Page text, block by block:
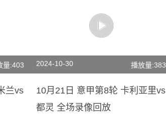
量:403
兰vs
2024-10-30 播放量:383
10月21日 意甲第8轮 卡利亚里vs
都灵 全场录像回放